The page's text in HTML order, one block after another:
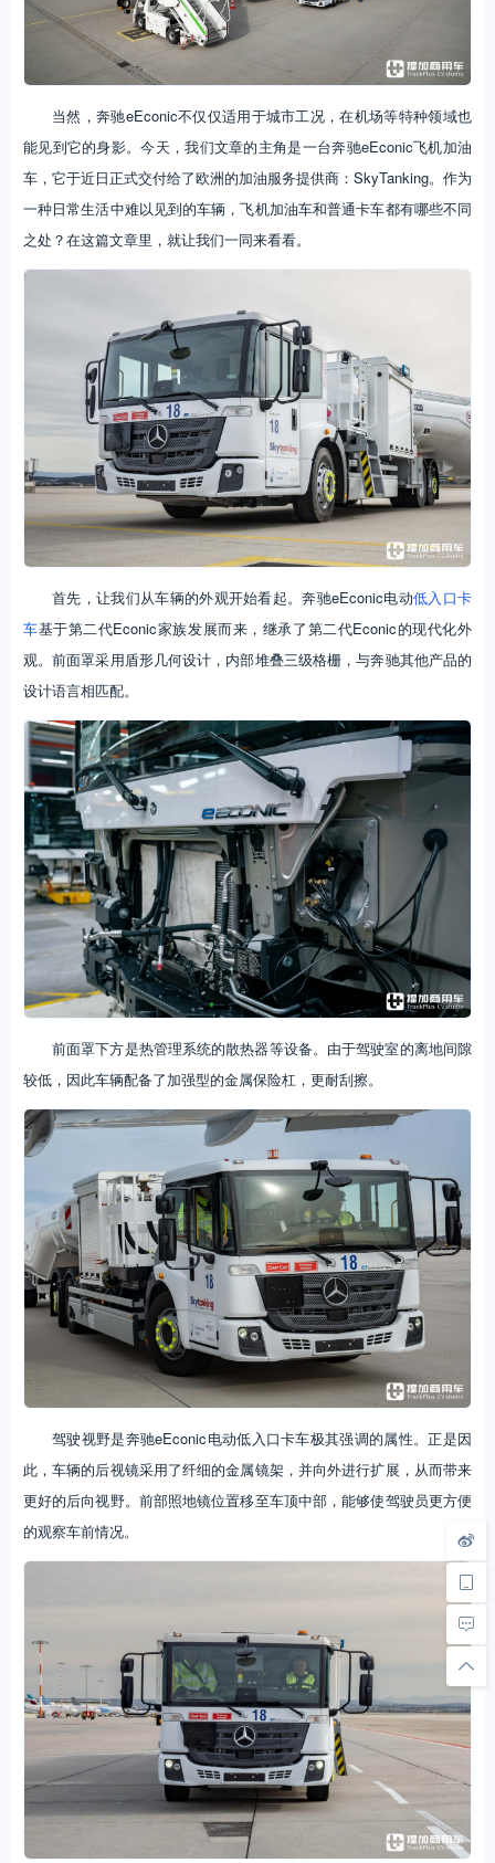
当然，奔驰eEconic不仅仅适用于城市工况，在机场等特种领域也
能见到它的身影。今天，我们文章的主角是一台奔驰eEconic飞机加油
车，它于近日正式交付给了欧洲的加油服务提供商：SkyTanking。作为
一种日常生活中难以见到的车辆，飞机加油车和普通卡车都有哪些不同
之处？在这篇文章里，就让我们一同来看看。
首先，让我们从车辆的外观开始看起。奔驰eEconic电动低入口卡
车基于第二代Econic家族发展而来，继承了第二代Econic的现代化外
观。前面罩采用盾形几何设计，内部堆叠三级格栅，与奔驰其他产品的
设计语言相匹配。
前面罩下方是热管理系统的散热器等设备。由于驾驶室的离地间隙
较低，因此车辆配备了加强型的金属保险杠，更耐刮擦。
驾驶视野是奔驰eEconic电动低入口卡车极其强调的属性。正是因
此，车辆的后视镜采用了纤细的金属镜架，并向外进行扩展，从而带来
更好的后向视野。前部照地镜位置移至车顶中部，能够使驾驶员更方便
的观察车前情况。